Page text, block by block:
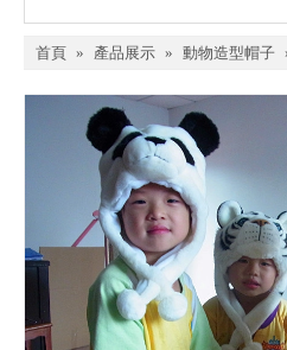
首頁 » 產品展示 » 動物造型帽子